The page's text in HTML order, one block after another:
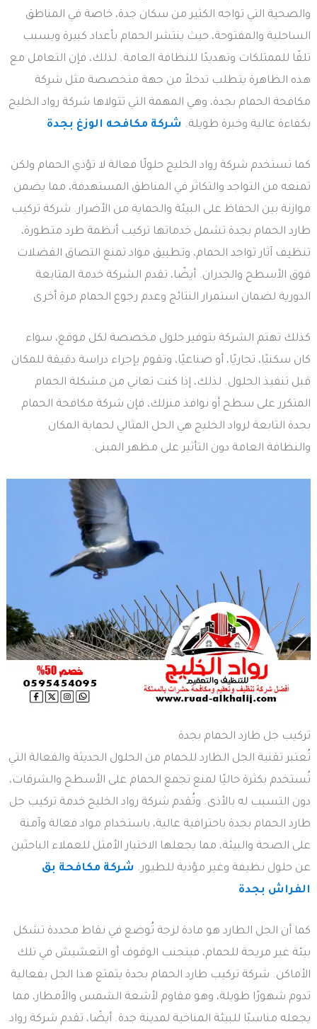
والصحية التي تواجه الكثير من سكان جدة، خاصة في المناطق
الساحلية والمفتوحة، حيث ينتشر الحمام بأعداد كبيرة ويسبب
تلفًا للممتلكات وتهديدًا للنظافة العامة. لذلك، فإن التعامل مع
هذه الظاهرة يتطلب تدخلاً من جهة متخصصة مثل شركة
مكافحة الحمام بجدة، وهي المهمة التي تتولاها شركة رواد الخليج
بكفاءة عالية وخبرة طويلة. شركة مكافحه الوزغ بجدة
كما تستخدم شركة رواد الخليج حلولًا فعالة لا تؤذي الحمام ولكن
تمنعه من التواجد والتكاثر في المناطق المستهدفة، مما يضمن
موازنة بين الحفاظ على البيئة والحماية من الأضرار. شركة تركيب
طارد الحمام بجدة تشمل خدماتها تركيب أنظمة طرد متطورة،
تنظيف آثار تواجد الحمام، وتطبيق مواد تمنع التصاق الفضلات
فوق الأسطح والجدران. أيضًا، تقدم الشركة خدمة المتابعة
الدورية لضمان استمرار النتائج وعدم رجوع الحمام مرة أخرى.
كذلك تهتم الشركة بتوفير حلول مخصصة لكل موقع، سواء
كان سكنيًا، تجاريًا، أو صناعيًا، وتقوم بإجراء دراسة دقيقة للمكان
قبل تنفيذ الحلول. لذلك، إذا كنت تعاني من مشكلة الحمام
المتكرر على سطح أو نوافذ منزلك، فإن شركة مكافحة الحمام
بجدة التابعة لرواد الخليج هي الحل المثالي لحماية المكان
والنظافة العامة دون التأثير على مظهر المبنى.
تركيب جل طارد الحمام بجدة
تُعتبر تقنية الجل الطارد للحمام من الحلول الحديثة والفعالة التي
تُستخدم بكثرة حاليًا لمنع تجمع الحمام على الأسطح والشرفات،
دون التسبب له بالأذى. وتُقدم شركة رواد الخليج خدمة تركيب جل
طارد الحمام بجدة باحترافية عالية، باستخدام مواد فعالة وآمنة
على الصحة والبيئة، مما يجعلها الاختيار الأمثل للعملاء الباحثين
عن حلول نظيفة وغير مؤذية للطيور. شركة مكافحة بق
الفراش بجدة
كما أن الجل الطارد هو مادة لزجة تُوضع في نقاط محددة تشكل
بيئة غير مريحة للحمام، فيتجنب الوقوف أو التعشيش في تلك
الأماكن. شركة تركيب طارد الحمام بجدة يتمتع هذا الجل بفعالية
تدوم شهورًا طويلة، وهو مقاوم لأشعة الشمس والأمطار، مما
يجعله مناسبًا للبيئة المناخية لمدينة جدة. أيضًا، تقدم شركة رواد